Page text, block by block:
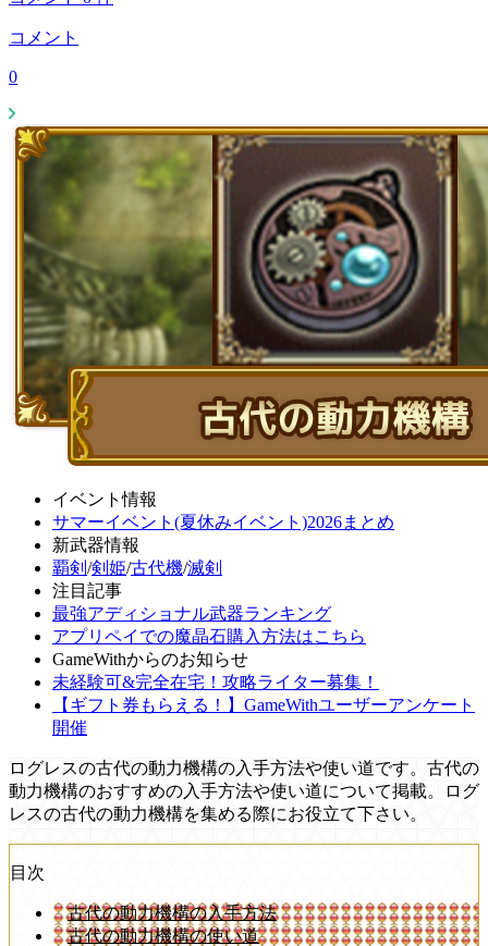
コメント
0
イベント情報
サマーイベント(夏休みイベント)2026まとめ
新武器情報
覇剣 /剣姫/古代機/滅剣
注目記事
最強アディショナル武器ランキング
アプリペイでの魔晶石購入方法はこちら
GameWithからのお知らせ
未経験可&完全在宅！攻略ライター募集！
【ギフト券もらえる！】GameWithユーザーアンケート
開催
ログレスの古代の動力機構の入手方法や使い道です。古代の
動力機構のおすすめの入手方法や使い道について掲載。ログ
レスの古代の動力機構を集める際にお役立て下さい。
目次
古代の動力機構の入手方法
古代の動力機構の使い道